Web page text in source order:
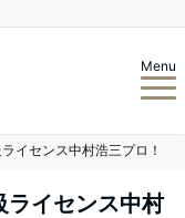
Menu
イセンス中村浩三プロ！
ライセンス中村